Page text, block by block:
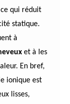
ce qui réduit
statique.
à
et à les
En bref,
ionique est
lisses,